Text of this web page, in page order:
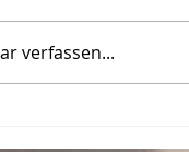
ses 50 ans
verfassen...